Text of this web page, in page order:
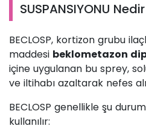
SUSPANSIYONU
BECLOSP, kortizon grubu
maddesi beklometazon
içine uygulanan bu sprey,
ve iltihabı azaltarak nefes
BECLOSP genellikle şu
kullanılır: